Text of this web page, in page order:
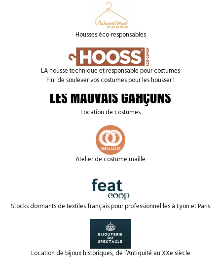
Housses éco-responsables
LA housse technique et responsable pour costumes
Fini de soulever vos costumes pour les housser !
Location de costumes
Atelier de costume maille
Stocks dormants de textiles français pour professionnel·les à Lyon et Paris
Location de bijoux historiques, de l’Antiquité au XXe siècle